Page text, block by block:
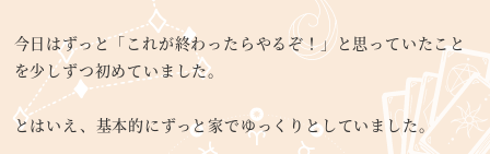
今日はずっと「これが終わったらやるぞ！」と思っていたこと
を少しずつ初めていました。
とはいえ、基本的にずっと家でゆっくりとしていました。